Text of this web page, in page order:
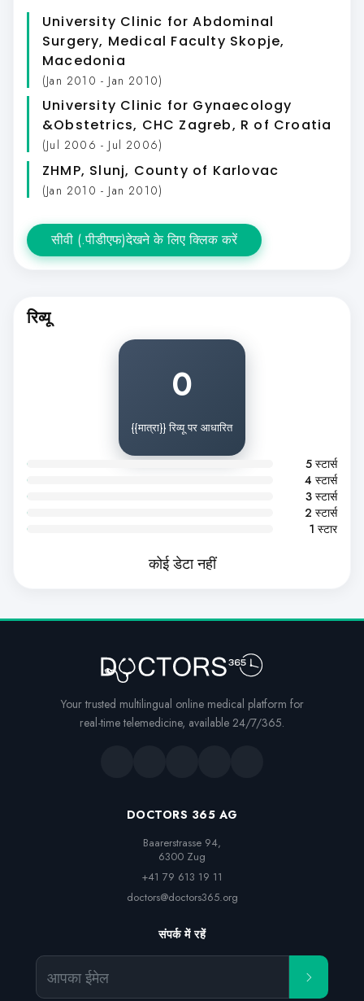
University Clinic for Abdominal
Surgery, Medical Faculty Skopje,
Macedonia
(Jan 2010 - Jan 2010)
University Clinic for Gynaecology
&Obstetrics, CHC Zagreb, R of Croatia
(Jul 2006 - Jul 2006)
ZHMP, Slunj, County of Karlovac
(Jan 2010 - Jan 2010)
सीवी (.पीडीएफ)देखने के लिए क्लिक करें
रिव्यू
0
{{मात्रा}} रिव्यू पर आधारित
5 स्टार्स
4 स्टार्स
3 स्टार्स
2 स्टार्स
1 स्टार
कोई डेटा नहीं
Your trusted multilingual online medical platform for
real-time telemedicine, available 24/7/365.
DOCTORS 365 AG
Baarerstrasse 94,
6300 Zug
+41 79 613 19 11
doctors@doctors365.org
संपर्क में रहें
आपका ईमेल